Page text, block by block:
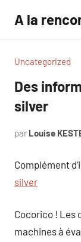
contenu
A la
Uncategorized
Des
silver
par Louise
Complément
silver
Cocorico ! Les
machines à